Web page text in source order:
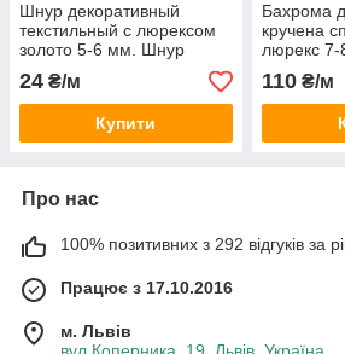
Шнур декоративный
текстильный с люрексом
золото 5-6 мм. Шнур
декоративний Бордовий.
24 ₴/м
Купити
Бахрома
кручена
люрекс 7-
Бахрома
110₴/м
Про нас
100% позитивних з 292 відгуків за
Працює з 17.10.2016
м. Львів